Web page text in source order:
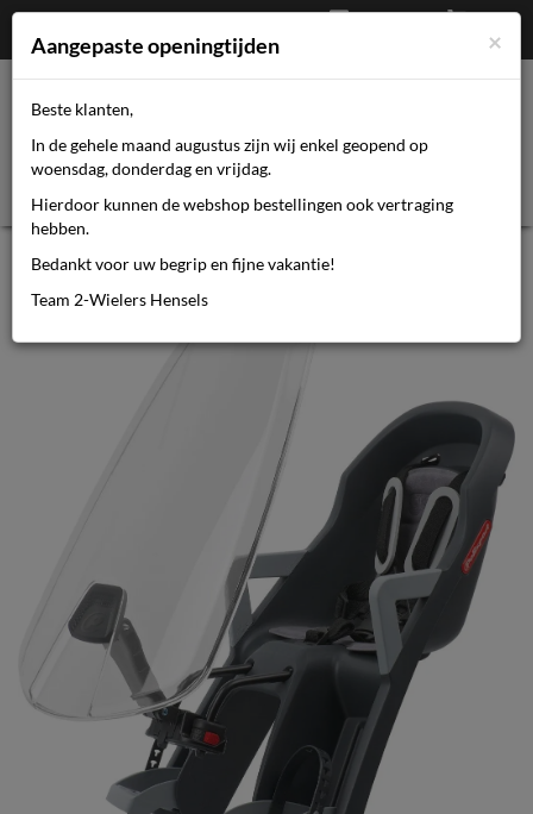
€0,00
Afrekenen
Mijn account
Polisport windscherm
×
Aangepaste openingtijden
Beste klanten,
In de gehele maand augustus zijn wij enkel geopend op
woensdag, donderdag en vrijdag.
Hierdoor kunnen de webshop bestellingen ook vertraging
hebben.
Bedankt voor uw begrip en fijne vakantie!
Team 2-Wielers Hensels